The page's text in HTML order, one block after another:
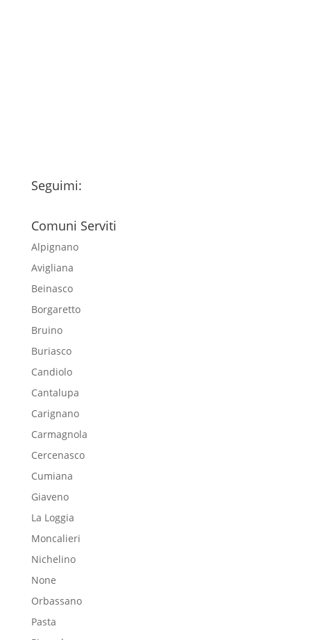
Seguimi:
Comuni Serviti
Alpignano
Avigliana
Beinasco
Borgaretto
Bruino
Buriasco
Candiolo
Cantalupa
Carignano
Carmagnola
Cercenasco
Cumiana
Giaveno
La Loggia
Moncalieri
Nichelino
None
Orbassano
Pasta